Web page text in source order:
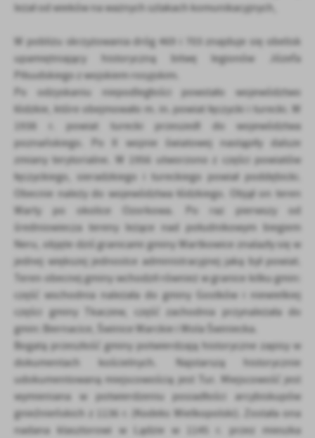
leżał od wieków na ważnych szlakach komunikacyjnych,
W pobliżu skrzyżowania dróg 469 i 703 znajduje się obelisk
upamiętniający historyczną bitwę legionów Józefa
Piłsudskiego z wojskiem rosyjskim.
Po odzyskaniu niepodległości powstało województwo
łódzkie, które obejmowało m. in. powiat łęczycki i turecki. W
1938 r. powiat turecki przeszedł do województwa
poznańskiego. Po II wojnie światowej nastąpiły dalsze
zmiany terytorialne. W 1956 utworzono z części powiatów
łęczyckiego, sieradzkiego i tureckiego powiał poddębicki.
Obecnie należy do województwa łódzkiego. Objął on teren
Warty po okolice Ozorkowa. Po raz pierwszy od
średniowiecza tereny leżące nad południkowym biegiem
Neru, objęte dziś granicami gminy Wartkowice znalazły się w
jednej większej jednostce administracyjnej jaką był powiat.
Teren obecnej gminy wchodził również w granice kilku gmin:
część wschodnia należała do gminy Gostków i niewielkiej
części gminy Tkaczew, część zachodnia przynależała do
gmin: Biernacice, Świnice Warckie i Wola Świniecka.
Bogatą przeszłość gminy potwierdzają historyczne zapisy w
dokumentach kościelnych. Najstarszą historycznie
udokumentowaną miejscowością jest Tur. Miejscowość jest
wymieniana w potwierdzeniu posiadłości arcybiskupów
gnieźnieńskich z 1136 r. (Kodeks Wielkopolski). Została ona
nadana klasztorowi w Lądzie w 1145 r. przez mieszka